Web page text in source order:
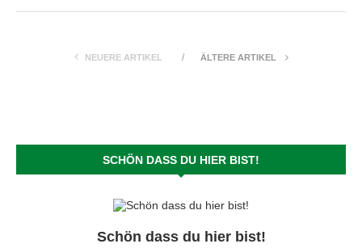
NEUERE ARTIKEL ÄLTERE ARTIKEL
SCHÖN DASS DU HIER BIST!
Schön dass du hier bist!